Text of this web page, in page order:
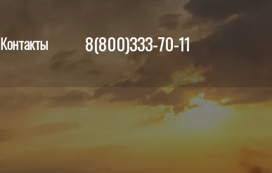
Контакты 8(800)333-70-11